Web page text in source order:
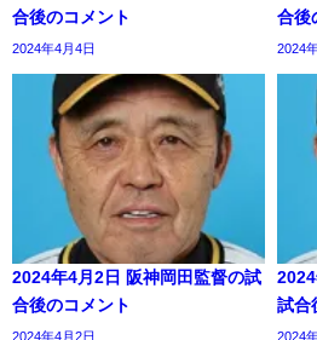
合後のコメント
2024年4月4日
合後
2024
2024年4月2日 阪神岡田監督の試
合後のコメント
2024年4月2日
試合
2024